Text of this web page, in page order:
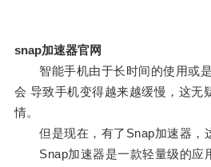
snap加速器官网
智能手机由于长时间的使用或是
会 导致手机变得越来越缓慢，这无
情。
但是现在，有了Snap加速器，这
Snap加速器是一款轻量级的应